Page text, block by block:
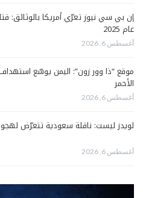
إن بي سي نيوز تعرّي أمريكا بالوثائق:
عام 2025
أغسطس 6, 2026
موقع “ذا وور زون”: اليمن يوسّع
الأحمر
أغسطس 6, 2026
لويدز ليست: ناقلة سعودية تتعرّض
أغسطس 6, 2026